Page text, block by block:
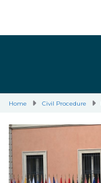
Home Civil Procedure